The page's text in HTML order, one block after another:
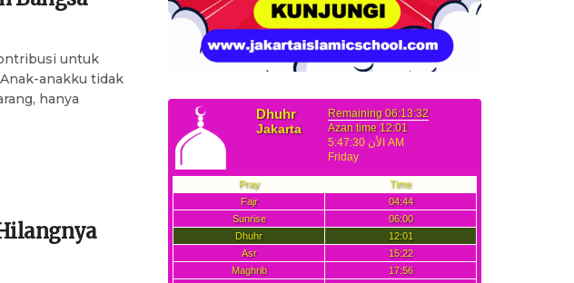
untuk
anakku tidak
hanya